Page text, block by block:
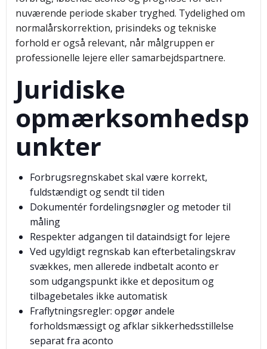
nuværende periode skaber tryghed. Tydelighed om
normalårskorrektion, prisindeks og tekniske
forhold er også relevant, når målgruppen er
professionelle lejere eller samarbejdspartnere.
Juridiske
opmærksomhedsp
unkter
Forbrugsregnskabet skal være korrekt,
fuldstændigt og sendt til tiden
Dokumentér fordelingsnøgler og metoder til
måling
Respekter adgangen til dataindsigt for lejere
Ved ugyldigt regnskab kan efterbetalingskrav
svækkes, men allerede indbetalt aconto er
som udgangspunkt ikke et depositum og
tilbagebetales ikke automatisk
Fraflytningsregler: opgør andele
forholdsmæssigt og afklar sikkerhedsstillelse
separat fra aconto